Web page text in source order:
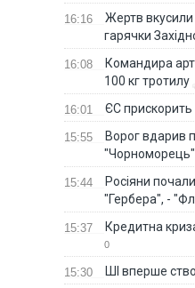
16:16
Жертв вкусили
гарячки
16:08
Командира
100 кг тротилу
16:01 ЄС прискорить
15:55
Ворог вдарив
"Чорноморець"
15:44
Росіяни
"Гербера", -
15:37 Кредитна
0
15:30 ШІ вперше